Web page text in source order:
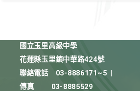
國立玉里高級中學
花蓮縣玉里鎮中華路424號
聯絡電話
03-8886171~5
傳真
03-8885529